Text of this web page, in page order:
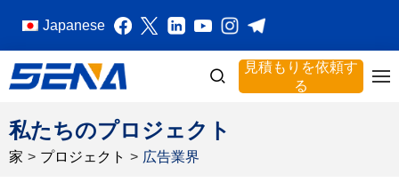
Japanese
見積もりを依頼す
る
私たちのプロジェクト
家 > プロジェクト > 広告業界